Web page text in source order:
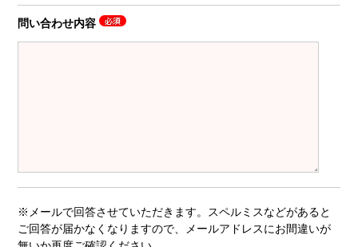
問い合わせ内容
※メールで回答させていただきます。スペルミスなどがあると
ご回答が届かなくなりますので、メールアドレスにお間違いが